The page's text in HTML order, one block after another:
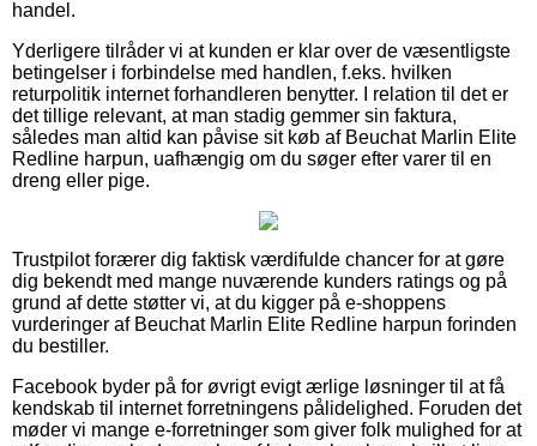
handel.
Yderligere tilråder vi at kunden er klar over de væsentligste
betingelser i forbindelse med handlen, f.eks. hvilken
returpolitik internet forhandleren benytter. I relation til det er
det tillige relevant, at man stadig gemmer sin faktura,
således man altid kan påvise sit køb af Beuchat Marlin Elite
Redline harpun, uafhængig om du søger efter varer til en
dreng eller pige.
Trustpilot forærer dig faktisk værdifulde chancer for at gøre
dig bekendt med mange nuværende kunders ratings og på
grund af dette støtter vi, at du kigger på e-shoppens
vurderinger af Beuchat Marlin Elite Redline harpun forinden
du bestiller.
Facebook byder på for øvrigt evigt ærlige løsninger til at få
kendskab til internet forretningens pålidelighed. Foruden det
møder vi mange e-forretninger som giver folk mulighed for at